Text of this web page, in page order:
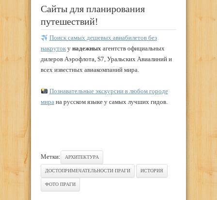
Сайты для планирования
путешествий!
Поиск самых дешевых авиабилетов без
накруток у надежных агентств официальных
дилеров Аэрофлота, S7, Уральских Авиалиний и
всех известных авиакомпаний мира.
Познавательные экскурсии в любом городе
мира на русском языке у самых лучших гидов.
Метки: АРХИТЕКТУРА
ДОСТОПРИМЕЧАТЕЛЬНОСТИ ПРАГИ ИСТОРИЯ
ФОТО ПРАГИ